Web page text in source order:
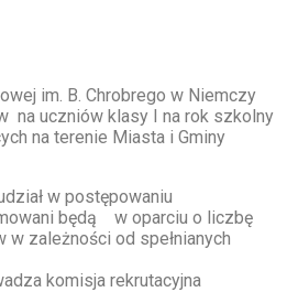
im. B. Chrobrego w Niemczy
na uczniów klasy I na rok szkolny
na terenie Miasta i Gminy
w postępowaniu
będą w oparciu o liczbę
w zależności od spełnianych
komisja rekrutacyjna